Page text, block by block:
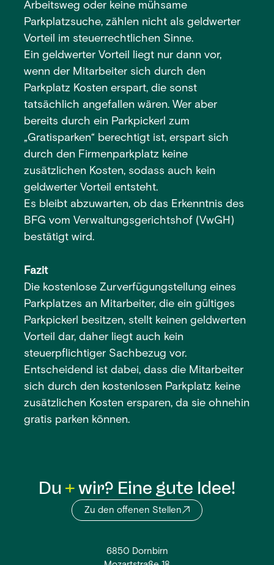
Arbeitsweg oder keine mühsame
Parkplatzsuche, zählen nicht als geldwerter
Vorteil im steuerrechtlichen Sinne.
Ein geldwerter Vorteil liegt nur dann vor,
wenn der Mitarbeiter sich durch den
Parkplatz Kosten erspart, die sonst
tatsächlich angefallen wären. Wer aber
bereits durch ein Parkpickerl zum
„Gratisparken“ berechtigt ist, erspart sich
durch den Firmenparkplatz keine
zusätzlichen Kosten, sodass auch kein
geldwerter Vorteil entsteht.
Es bleibt abzuwarten, ob das Erkenntnis des
BFG vom Verwaltungsgerichtshof (VwGH)
bestätigt wird.
Fazit
Die kostenlose Zurverfügungstellung eines
Parkplatzes an Mitarbeiter, die ein gültiges
Parkpickerl besitzen, stellt keinen geldwerten
Vorteil dar, daher liegt auch kein
steuerpflichtiger Sachbezug vor.
Entscheidend ist dabei, dass die Mitarbeiter
sich durch den kostenlosen Parkplatz keine
zusätzlichen Kosten ersparen, da sie ohnehin
gratis parken können.
Du wir? Eine gute Idee!
Zu den offenen Stellen
6850 Dornbirn